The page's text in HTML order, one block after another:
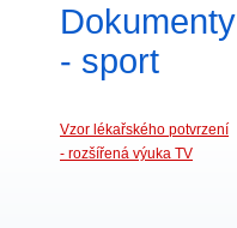
Dokumenty
- sport
Vzor lékařského potvrzení
- rozšířená výuka TV